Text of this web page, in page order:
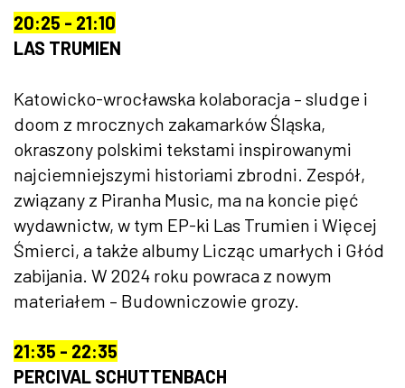
20:25 - 21:10
LAS TRUMIEN
Katowicko-wrocławska kolaboracja – sludge i
doom z mrocznych zakamarków Śląska,
okraszony polskimi tekstami inspirowanymi
najciemniejszymi historiami zbrodni. Zespół,
związany z Piranha Music, ma na koncie pięć
wydawnictw, w tym EP-ki Las Trumien i Więcej
Śmierci, a także albumy Licząc umarłych i Głód
zabijania. W 2024 roku powraca z nowym
materiałem – Budowniczowie grozy.
21:35 - 22:35
PERCIVAL SCHUTTENBACH